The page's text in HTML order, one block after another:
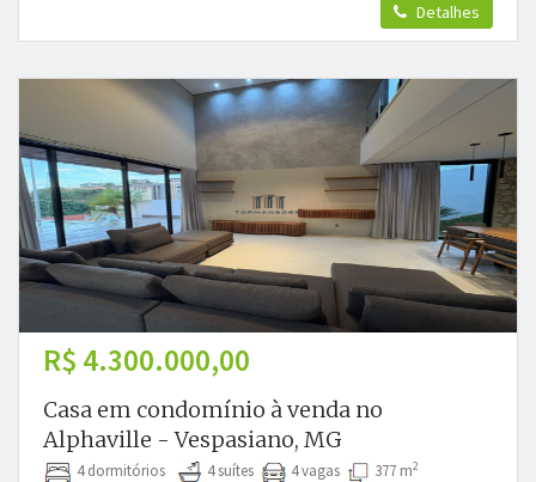
Detalhes
R$ 4.300.000,00
Casa em condomínio à venda no
Alphaville - Vespasiano, MG
4 dormitórios 4 suítes 4 vagas 377 m2